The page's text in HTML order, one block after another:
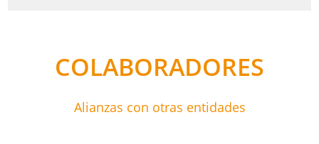
COLABORADORES
Alianzas con otras entidades